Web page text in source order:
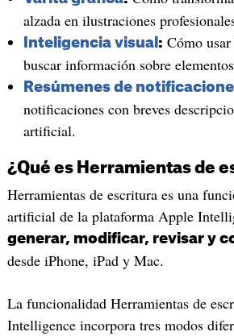
alzada en ilustraciones
Inteligencia visual : Cómo
buscar información sobre
Resúmenes de
notificaciones con breves
artificial.
¿Qué es Herramientas de
Herramientas de escritura es una
artificial de la plataforma Apple
generar, modificar, revisar y
desde iPhone, iPad y Mac.
La funcionalidad Herramientas de
Intelligence incorpora tres modos